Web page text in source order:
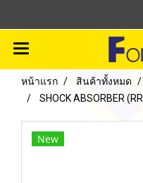
หน้าแรก สินค้าทั้งหมด
SHOCK ABSORBER
New